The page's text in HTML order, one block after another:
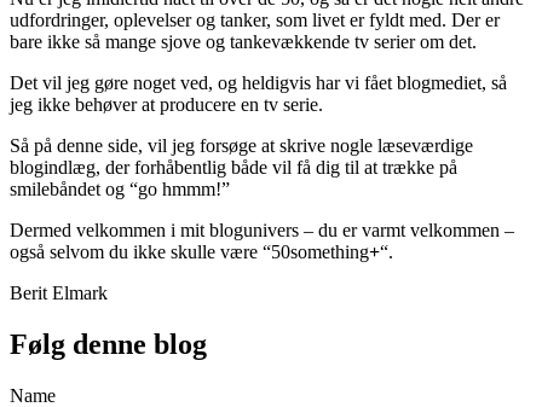
udfordringer, oplevelser og tanker, som livet er fyldt med. Der er
bare ikke så mange sjove og tankevækkende tv serier om det.
Det vil jeg gøre noget ved, og heldigvis har vi fået blogmediet, så
jeg ikke behøver at producere en tv serie.
Så på denne side, vil jeg forsøge at skrive nogle læseværdige
blogindlæg, der forhåbentlig både vil få dig til at trække på
smilebåndet og “go hmmm!”
Dermed velkommen i mit blogunivers – du er varmt velkommen –
også selvom du ikke skulle være “50something+“.
Berit Elmark
Følg denne blog
Name